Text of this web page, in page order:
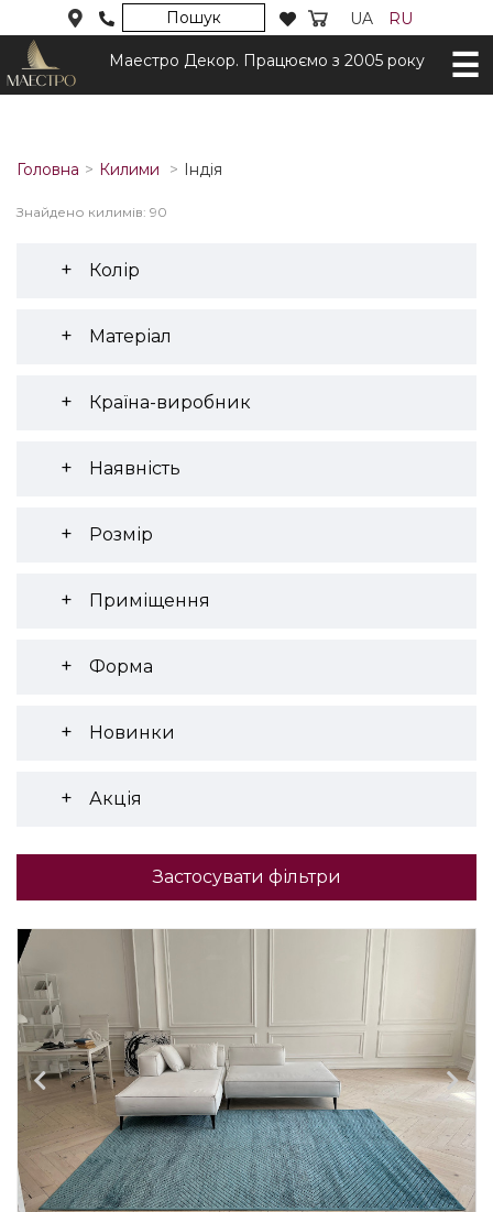
Пошук UA RU
Маестро Декор. Працюємо з 2005 року
Головна Килими Індія
Знайдено килимів: 90
Колір
Матеріал
Країна-виробник
Наявність
Розмір
Приміщення
Форма
Новинки
Акція
Застосувати фільтри